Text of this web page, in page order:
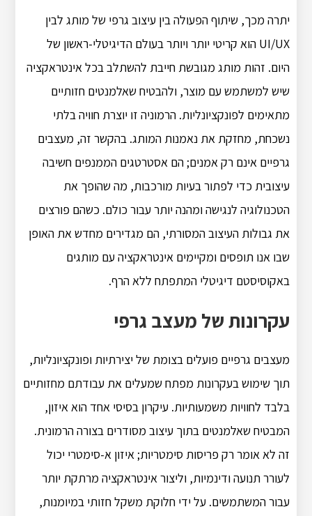
יתרה מכך, שיתוף הפעולה בין עיצוב גרפי של מותג לבין
UI/UX הוא קריטי יותר ויותר בעולם הדיגיטלי-ראשון של
היום. זהות מותג מגובשת חייבת להשתלב בכל אינטראקציה
שיש למשתמש עם מוצר, ולהבטיח שאלמנטים חזותיים
מתאימים לפונקציונליות. הרמוניה זו יוצרת חוויה בלתי
נשכחת, מחזקת את נאמנות המותג. בהקשר זה, מעצבים
גרפיים אינם רק אמנים; הם אסטרטגים הממנפים חשיבה
עיצובית כדי לפתור בעיות מורכבות, מה שהופך את
הטכנולוגיה לנגישה ומהנה יותר עבור כולם. כשהם פורצים
את גבולות העיצוב המסורתי, הם מגדירים מחדש את האופן
שבו אנו תופסים ומקיימים אינטראקציה עם מותגים
באקוסיסטם דיגיטלי המתפתח ללא הרף.
עקרונות של מעצב גרפי
מעצבים גרפיים פועלים בצומת של יצירתיות ופונקציונליות,
תוך שימוש בעקרונות מפתח שמעלים את עבודתם מחזותיים
בלבד לחוויות משמעותיות. עיקרון בסיסי אחד הוא איזון,
המבטיח שאלמנטים בתוך עיצוב מסודרים בצורה הרמונית.
זה לא אומר רק פריסות סימטריות; איזון א-סימטרי יכול
לעורר תנועה ודינמיות, וליצור אינטראקציה מרתקת יותר
עבור המשתמשים. על ידי חלוקת משקל חזותי במיומנות,